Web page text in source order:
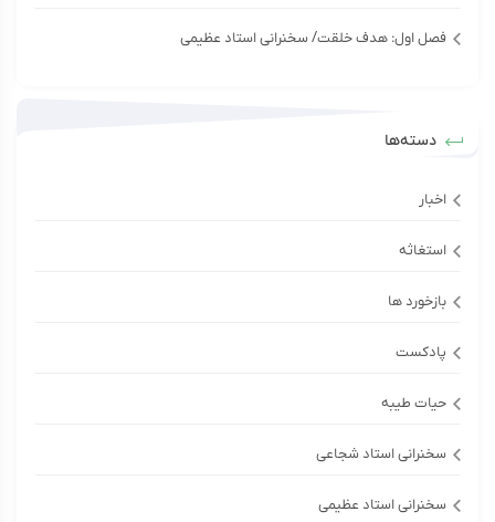
فصل اول: هدف خلقت/ سخنرانی استاد عظیمی
دسته‌ها
اخبار
استغاثه
بازخورد ها
پادکست
حیات طیبه
سخنرانی استاد شجاعی
سخنرانی استاد عظیمی